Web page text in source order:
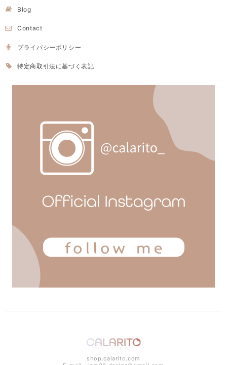
Blog
Contact
プライバシーポリシー
特定商取引法に基づく表記
shop.calarito.com